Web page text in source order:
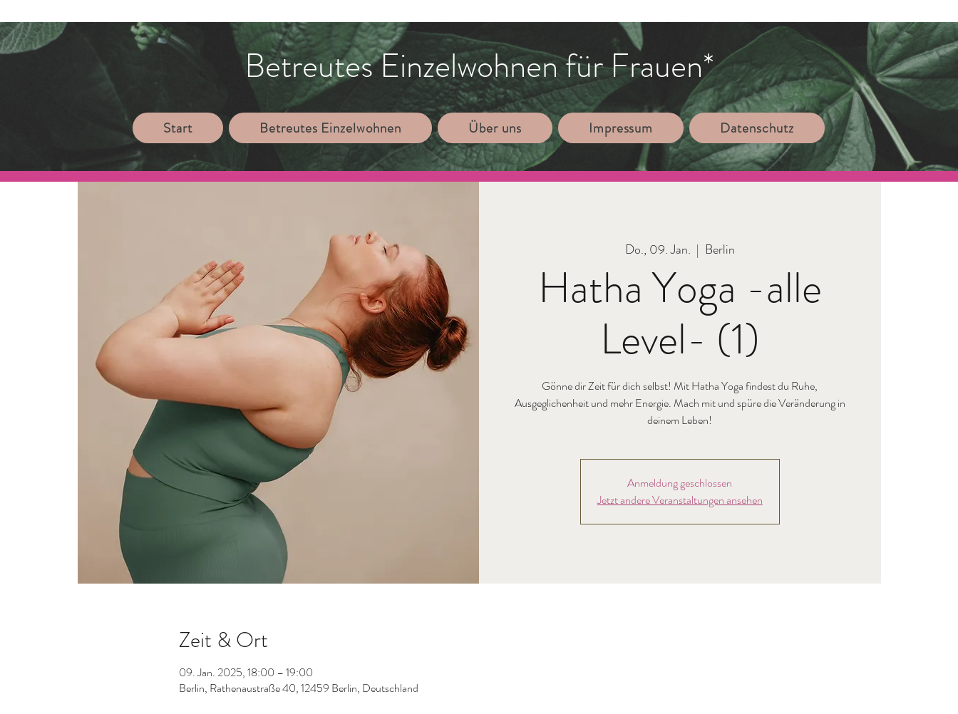
Betreutes Einzelwohnen für Frauen*
Start Betreutes Einzelwohnen Über uns Impressum Datenschutz
Do., 09. Jan.
  |
Berlin
Hatha Yoga -alle
Level- (1)
Gönne dir Zeit für dich selbst! Mit Hatha Yoga findest du Ruhe,
Ausgeglichenheit und mehr Energie. Mach mit und spüre die Veränderung in
deinem Leben!
Anmeldung geschlossen
Jetzt andere Veranstaltungen ansehen
Zeit & Ort
09. Jan. 2025, 18:00 – 19:00
Berlin, Rathenaustraße 40, 12459 Berlin, Deutschland